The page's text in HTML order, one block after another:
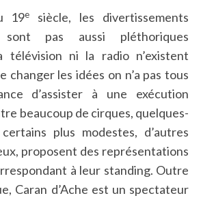
19e
siècle, les divertissements
pas aussi pléthoriques
télévision ni la radio n’existent
changer les idées on n’a pas tous
d’assister à une exécution
beaucoup de cirques, quelques-
plus modestes, d’autres
proposent des représentations
à leur standing. Outre
Caran d’Ache est un spectateur